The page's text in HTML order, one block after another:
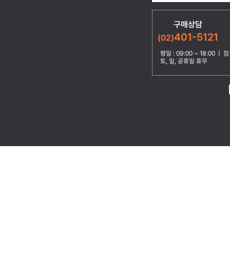
구매상담
(02)401-5121
평일 : 09:00 ~ 18:00 | 점
토, 일, 공휴일 휴무